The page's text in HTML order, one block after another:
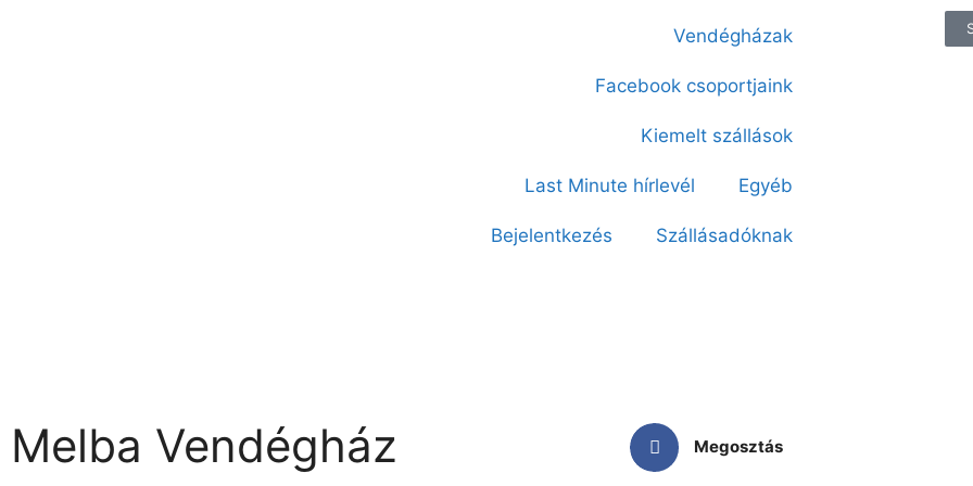
Vendégházak
Facebook csoportjaink
Kiemelt szállások
Last Minute hírlevél Egyéb
Bejelentkezés Szállásadóknak
Melba Vendégház Megosztás